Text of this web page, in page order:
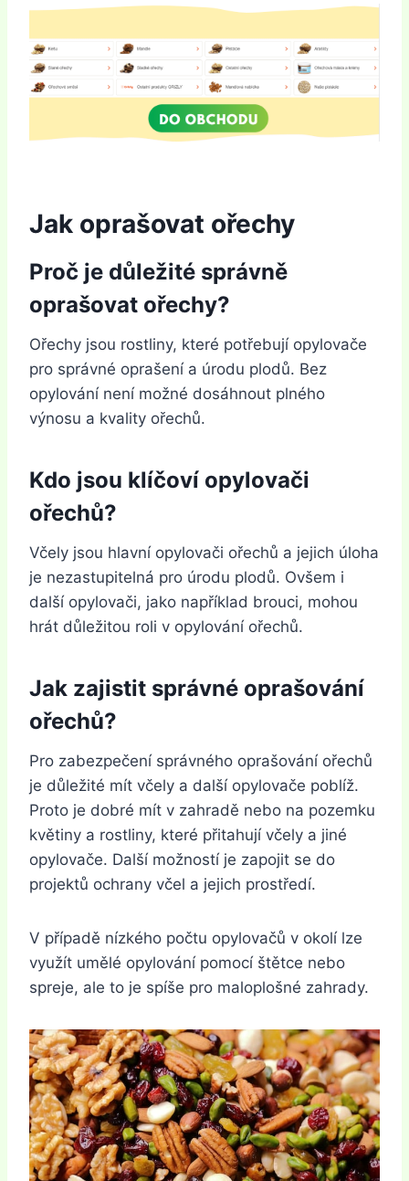
Jak oprašovat ořechy
Proč je důležité správně
oprašovat ořechy?
Ořechy jsou rostliny, které potřebují opylovače
pro správné oprašení a úrodu plodů. Bez
opylování není možné dosáhnout plného
výnosu a kvality ořechů.
Kdo jsou klíčoví opylovači
ořechů?
Včely jsou hlavní opylovači ořechů a jejich úloha
je nezastupitelná pro úrodu plodů. Ovšem i
další opylovači, jako například brouci, mohou
hrát důležitou roli v opylování ořechů.
Jak zajistit správné oprašování
ořechů?
Pro zabezpečení správného oprašování ořechů
je důležité mít včely a další opylovače poblíž.
Proto je dobré mít v zahradě nebo na pozemku
květiny a rostliny, které přitahují včely a jiné
opylovače. Další možností je zapojit se do
projektů ochrany včel a jejich prostředí.
V případě nízkého počtu opylovačů v okolí lze
využít umělé opylování pomocí štětce nebo
spreje, ale to je spíše pro maloplošné zahrady.